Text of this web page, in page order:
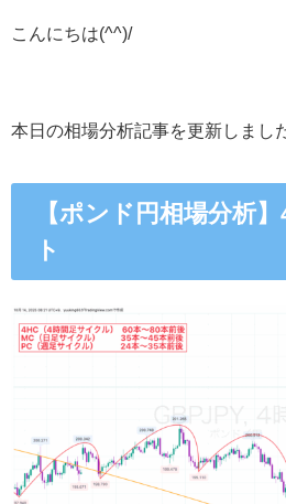
こんにちは(^^)/
本日の相場分析記事を更新しまし
【ポンド円相場分析
ト